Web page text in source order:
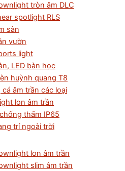
tròn âm DLC
spotlight RLS
sàn
vườn
light
LED bàn học
huỳnh quang T8
âm trần các loại
lon âm trần
thấm IP65
trí ngoài trời
lon âm trần
slim âm trần